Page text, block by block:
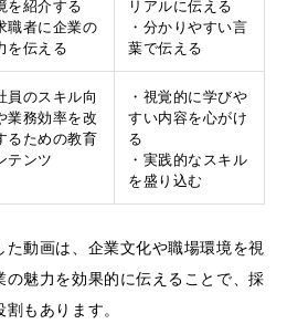
を紹介する
職者に企業の
を伝える
リアルに伝える
・分かりやすい言
葉で伝える
員のスキル向
業務効率を改
るための教育
テンツ
・視覚的に学びや
すい内容を心がけ
る
・実践的なスキル
を盛り込む
動画は、企業文化や職場環境を視
魅力を効果的に伝えることで、採
もあります。